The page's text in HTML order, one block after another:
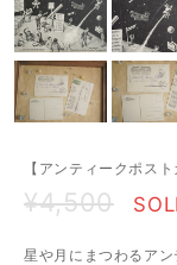
【アンティークポス
¥4,500
星や月にまつわるア